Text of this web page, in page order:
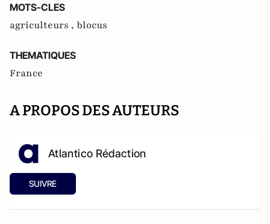
MOTS-CLES
agriculteurs , blocus
THEMATIQUES
France
A PROPOS DES AUTEURS
Atlantico Rédaction
SUIVRE